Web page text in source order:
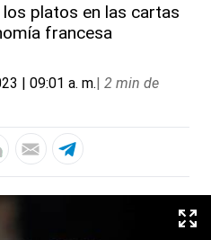
platos en las cartas
francesa
| 09:01 a. m.| 2 min de